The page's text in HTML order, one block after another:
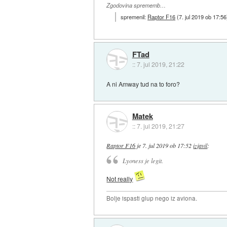
Zgodovina sprememb…
spremenil: Raptor F16(7. jul 2019 ob 17:56
FTad
::7. jul 2019, 21:22
A ni Amway tud na to foro?
Matek
::7. jul 2019, 21:27
Raptor F16 je 7. jul 2019 ob 17:52 izjavil:
Lyoness je legit.
Not really
Bolje ispasti glup nego iz aviona.